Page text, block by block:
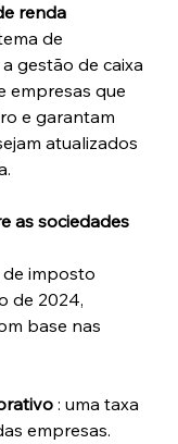
renda
de
gestão de caixa
empresas que
e garantam
atualizados
as sociedades
imposto
de 2024,
base nas
: uma taxa
empresas.